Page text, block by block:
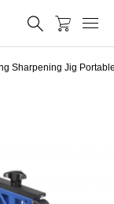
Sharpening Jig